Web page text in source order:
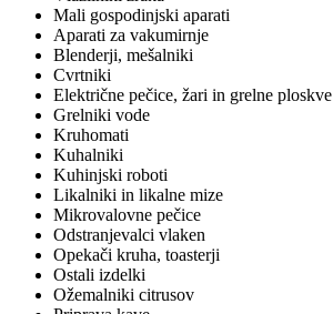
Mali gospodinjski aparati
Aparati za vakumirnje
Blenderji, mešalniki
Cvrtniki
Električne pečice, žari in grelne ploskve
Grelniki vode
Kruhomati
Kuhalniki
Kuhinjski roboti
Likalniki in likalne mize
Mikrovalovne pečice
Odstranjevalci vlaken
Opekači kruha, toasterji
Ostali izdelki
Ožemalniki citrusov